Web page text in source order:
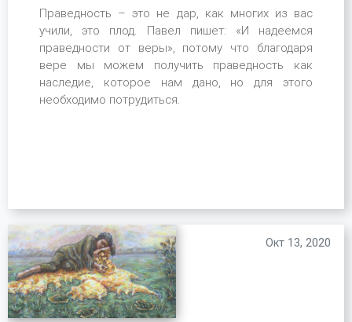
Праведность – это не дар, как многих из вас
учили, это плод. Павел пишет: «И надеемся
праведности от веры», потому что благодаря
вере мы можем получить праведность как
наследие, которое нам дано, но для этого
необходимо потрудиться.
Окт 13, 2020